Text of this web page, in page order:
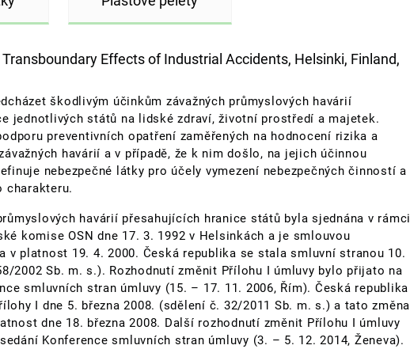
Effects of Industrial Accidents, Helsinki, Finland,
škodlivým účinkům závažných průmyslových havárií
jednotlivých států na lidské zdraví, životní prostředí a majetek.
preventivních opatření zaměřených na hodnocení rizika a
havárií a v případě, že k nim došlo, na jejich účinnou
nebezpečné látky pro účely vymezení nebezpečných činností a
charakteru.
havárií přesahujících hranice států byla sjednána v rámci
komise OSN dne 17. 3. 1992 v Helsinkách a je smlouvou
v platnost 19. 4. 2000. Česká republika se stala smluvní stranou 10.
2002 Sb. m. s.). Rozhodnutí změnit Přílohu I úmluvy bylo přijato na
smluvních stran úmluvy (15. – 17. 11. 2006, Řím). Česká republika
I dne 5. března 2008. (sdělení č. 32/2011 Sb. m. s.) a tato změna
dne 18. března 2008. Další rozhodnutí změnit Přílohu I úmluvy
Konference smluvních stran úmluvy (3. – 5. 12. 2014, Ženeva).